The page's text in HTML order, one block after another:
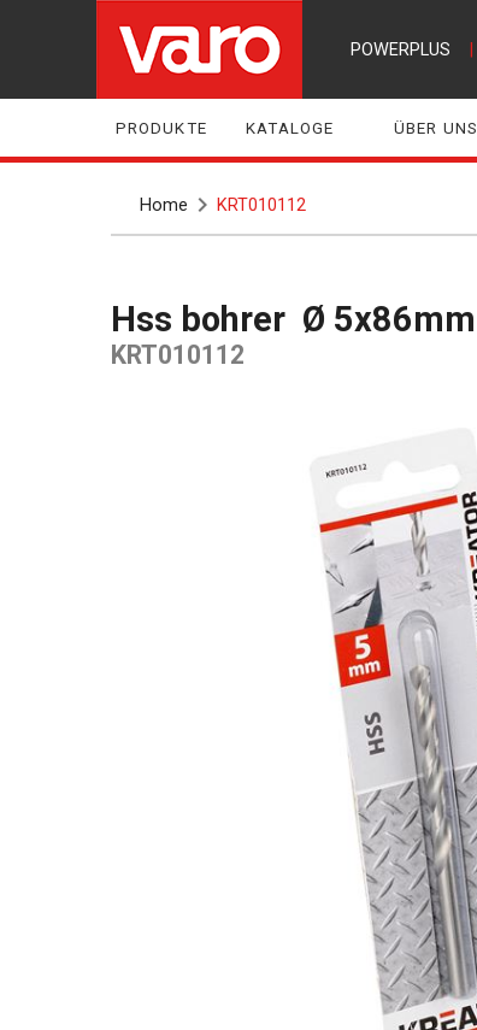
POWERPLUS
PRODUKTE KATALOGE ÜBER UNS
Home KRT010112
Hss bohrer Ø 5x86mm
KRT010112